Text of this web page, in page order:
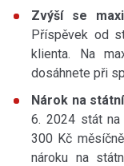
Zvýší se
Příspěvek od
klienta. Na
dosáhnete při
Nárok na
6. 2024 stát
300 Kč
nároku na